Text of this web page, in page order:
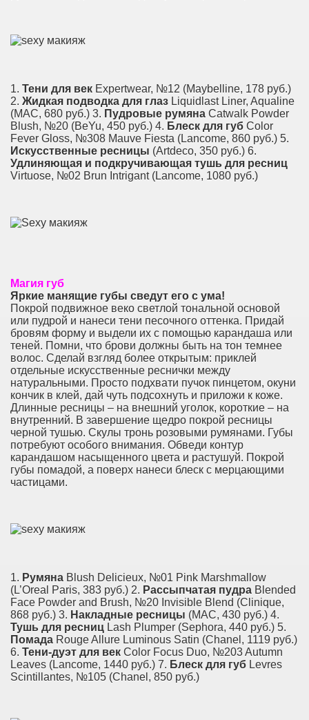
1. Тени для век Expertwear, №12 (Maybelline, 178 руб.)
2. Жидкая подводка для глаз Liquidlast Liner, Aqualine
(MAC, 680 руб.) 3. Пудровые румяна Catwalk Powder
Blush, №20 (BeYu, 450 руб.) 4. Блеск для губ Color
Fever Gloss, №308 Mauve Fiesta (Lancome, 860 руб.) 5.
Искусственные ресницы (Artdeco, 350 руб.) 6.
Удлиняющая и подкручивающая тушь для ресниц
Virtuose, №02 Brun Intrigant (Lancome, 1080 руб.)
Магия губ
Яркие манящие губы сведут его с ума!
Покрой подвижное веко светлой тональной основой
или пудрой и нанеси тени песочного оттенка. Придай
бровям форму и выдели их с помощью карандаша или
теней. Помни, что брови должны быть на тон темнее
волос. Сделай взгляд ­более открытым: приклей
отдельные искус­ственные реснички ­между
натуральными. Просто подхвати пучок пинцетом, окуни
кончик в клей, дай чуть подсохнуть и приложи к коже.
Длин­ные ресницы – на внешний уголок, короткие – на
внутренний. В завершение щедро покрой ресницы
черной тушью. Скулы тронь розовыми румянами. Губы
потребуют особого внимания. Обведи контур
карандашом насыщенного цвета и растушуй. Пок­рой
губы помадой, а поверх нанеси блеск с мерца­ющими
частицами.
1. Румяна Blush Delicieux, №01 Pink Marsh­mallow
(L’Oreal Paris, 383 руб.) 2. Рассыпчатая пудра Blended
Face Powder and Brush, №20 Invisible Blend (Clinique,
868 руб.) 3. Накладные ресницы (MAC, 430 руб.) 4.
Тушь для ресниц Lash Plumper (Sephora, 440 руб.) 5.
Помада Rouge Allure Luminous Satin (Chanel, 1119 руб.)
6. Тени-дуэт для век Color Focus Duo, №203 Autumn
Leaves (Lancome, 1440 руб.) 7. Блеск для губ Levres
Scintillantes, №105 (Chanel, 850 руб.)